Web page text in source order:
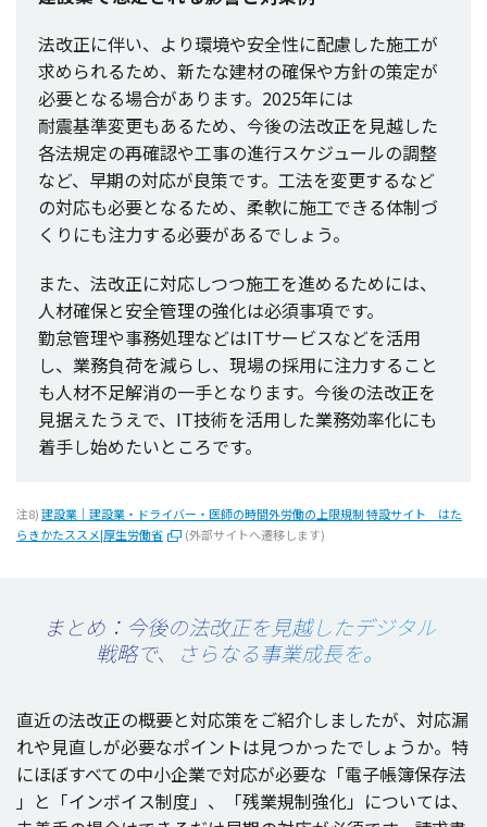
法改正に伴い、より環境や安全性に配慮した施工が
求められるため、新たな建材の確保や方針の策定が
必要となる場合があります。2025年には
耐震基準変更もあるため、 今後の法改正を見越した
各法規定の再確認や工事の進行スケジュールの調整
など、 早期の対応が良策です。 工法を変更するなど
の対応も必要となるため、 柔軟に施工できる体制づ
くりにも注力する必要があるでしょう。
また、 法改正に対応しつつ施工を進めるためには、
人材確保と安全管理の強化は必須事項です。
勤怠管理や事務処理などはITサービスなどを活用
し、 業務負荷を減らし、 現場の採用に注力すること
も人材不足解消の一手となります。 今後の法改正を
見据えたうえで、IT技術を活用した業務効率化にも
着手し始めたいところです。
注8)建設業｜建設業・ドライバー・医師の時間外労働の上限規制 特設サイト はた
らきかたススメ|厚生労働省
(外部サイトへ遷移します)
まとめ：今後の法改正を見越したデジタル
戦略で、さらなる事業成長を。
直近の法改正の概要と対応策をご紹介しましたが、 対応漏
れや見直しが必要なポイントは見つかったでしょうか。特
にほぼすべての中小企業で対応が必要な「電子帳簿保存法
」と「インボイス制度」、「残業規制強化」については、